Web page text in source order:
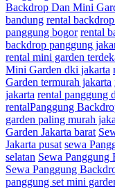
Backdrop Dan Mini
bandung rental
panggung bogor rental
backdrop panggung
rental mini garden
Mini Garden dki jakarta
Garden termurah jakarta
jakarta rental panggung
rentalPanggung
garden paling murah
Garden Jakarta barat
Jakarta pusat sewa
selatan Sewa
Sewa Panggung
panggung set mini